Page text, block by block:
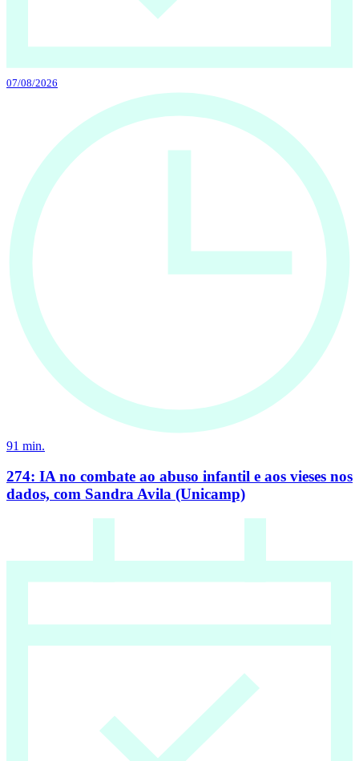
07/08/2026
91 min.
274: IA no combate ao abuso infantil e aos vieses nos
dados, com Sandra Avila (Unicamp)